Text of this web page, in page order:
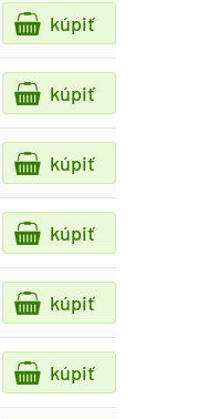
+
-
kúpiť
+
-
kúpiť
+
-
kúpiť
+
-
kúpiť
+
-
kúpiť
+
-
kúpiť